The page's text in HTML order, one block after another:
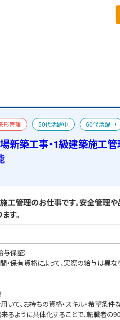
形管理 50代活躍中 60代活躍中
宿舎あり
新築工事・1級建築施工
管理のお仕事です。安全管理
す。
保証）
・保有資格によって、実際の給与は異な
て、お持ちの資格・スキル・希望条件
るように具体化することで、転職者の